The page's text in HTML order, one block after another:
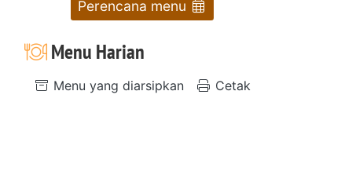
Perencana menu
Menu Harian
Menu yang diarsipkan Cetak